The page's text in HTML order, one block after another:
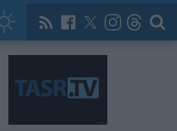
Magazín News Now Archív